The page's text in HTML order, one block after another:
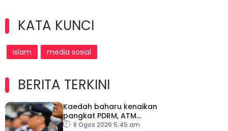
KATA KUNCI
islam media sosial
BERITA TERKINI
Kaedah baharu kenaikan
pangkat PDRM, ATM
tingkat profesionalisme,
8 Ogos 2026 5:45 am